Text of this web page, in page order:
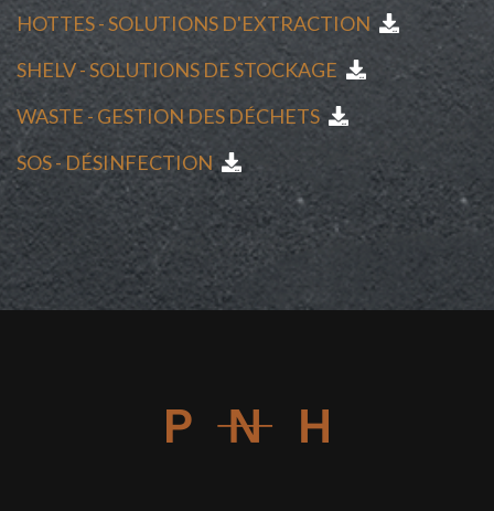
HOTTES - SOLUTIONS D'EXTRACTION
SHELV - SOLUTIONS DE STOCKAGE
WASTE - GESTION DES DÉCHETS
SOS - DÉSINFECTION